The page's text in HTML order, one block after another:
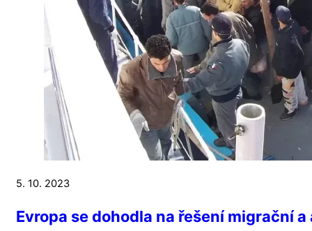
5. 10. 2023
Evropa se dohodla na řešení migrační